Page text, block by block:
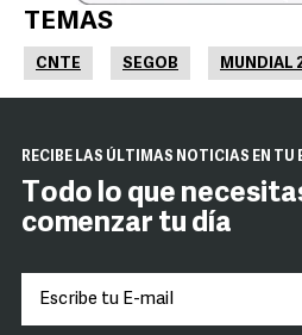
TEMAS
CNTE SEGOB MUNDIAL
RECIBE LAS ÚLTIMAS NOTICIAS EN TU
Todo lo que
comenzar tu día